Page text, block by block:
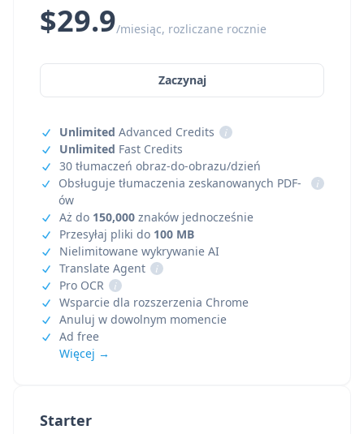
Starter
$29.9/miesiąc, rozliczane rocznie
Zaczynaj
Unlimited Advanced Credits
i
Unlimited Fast Credits
30 tłumaczeń obraz-do-obrazu/dzień
Obsługuje tłumaczenia zeskanowanych PDF-
ów
i
Aż do 150,000 znaków jednocześnie
Przesyłaj pliki do 100 MB
Nielimitowane wykrywanie AI
Translate Agent
i
Pro OCR
i
Wsparcie dla rozszerzenia Chrome
Anuluj w dowolnym momencie
Ad free
Więcej →